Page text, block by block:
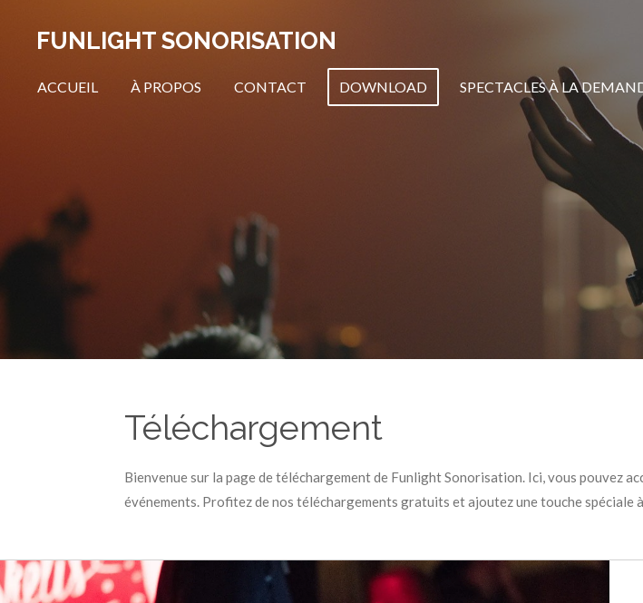
principal
FUNLIGHT SONORISATION
ACCUEIL À PROPOS CONTACT DOWNLOAD SPECTACLES À LA
Téléchargement
Bienvenue sur la page de téléchargement de Funlight Sonorisation. Ici, vous pouvez
événements. Profitez de nos téléchargements gratuits et ajoutez une touche spéciale